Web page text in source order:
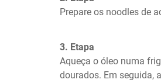
Prepare os noodles de
3. Etapa
Aqueça o óleo numa
dourados. Em seguida,